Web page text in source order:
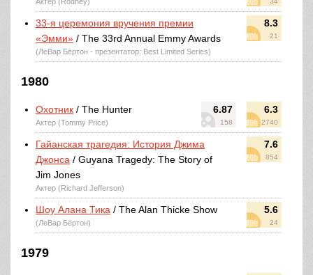
8.3
21
33-я церемония вручения премии
«Эмми» / The 33rd Annual Emmy Awards
(ЛеВар Бёртон - презентатор: Best Limited Series)
1980
6.87
158
6.3
2740
Охотник / The Hunter
Актер (Tommy Price)
7.6
854
Гайанская трагедия: История Джима
Джонса / Guyana Tragedy: The Story of
Jim Jones
Актер (Richard Jefferson)
5.6
24
Шоу Алана Тика / The Alan Thicke Show
(ЛеВар Бёртон)
1979